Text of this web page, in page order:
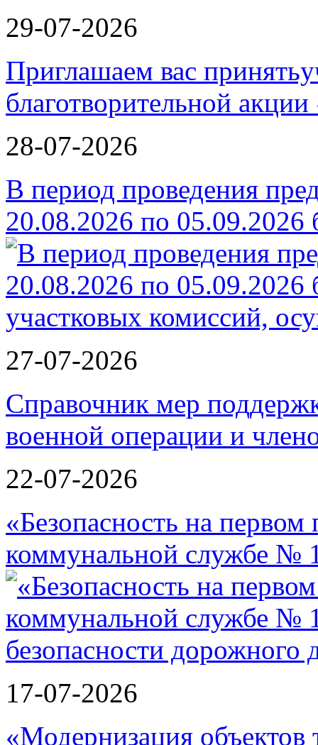
29-07-2026
Приглашаем вас
благотворительной
28-07-2026
В период проведения
20.08.2026 по 05.09.2026
27-07-2026
Справочник мер
военной операции и
22-07-2026
«Безопасность на
коммунальной службе №
17-07-2026
«Модернизация объектов